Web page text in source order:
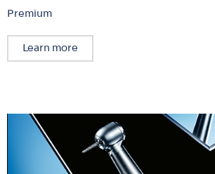
Premium
Learn more